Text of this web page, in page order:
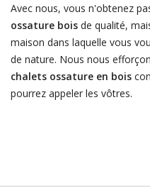
Avec nous, vous n'obtenez
ossature bois de qualité,
maison dans laquelle vous
de nature. Nous nous
chalets ossature en bois
pourrez appeler les vôtres.